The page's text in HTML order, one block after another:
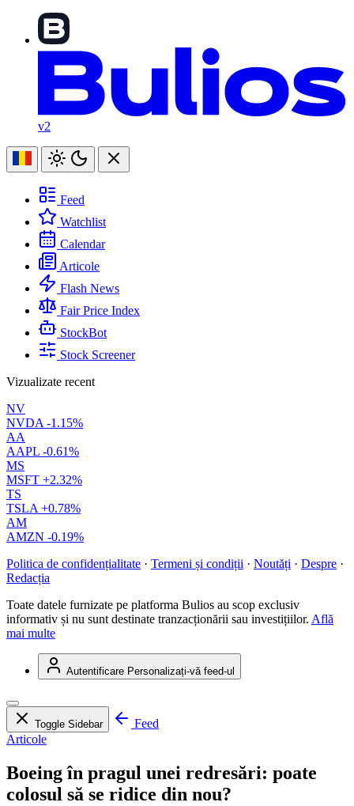
v2
Feed
Watchlist
Calendar
Articole
Flash News
Fair Price Index
StockBot
Stock Screener
Vizualizate recent
NV
NVDA -1.15%
AA
AAPL -0.61%
MS
MSFT +2.32%
TS
TSLA +0.78%
AM
AMZN -0.19%
Politica de confidențialitate · Termeni și condiții · Noutăți · Despre ·
Redacția
Toate datele furnizate pe platforma Bulios au scop exclusiv
informativ și nu sunt destinate tranzacționării sau investițiilor. Află
mai multe
Autentificare Personalizați-vă feed-ul
Toggle Sidebar
Feed
Articole
Boeing în pragul unei redresări: poate
colosul să se ridice din nou?